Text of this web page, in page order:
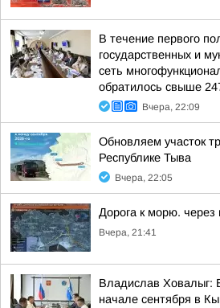
В течение первого
государственных и
сеть
обратилось свыше
Вчера, 22:09
Обновляем участок
Республике Тыва
Вчера, 22:05
Дорога к морю.
Вчера, 21:41
Владислав Ховалыг:
начале сентября в